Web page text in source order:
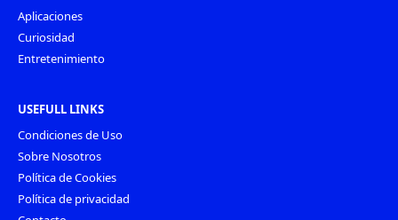
Aplicaciones
Curiosidad
Entretenimiento
USEFULL LINKS
Condiciones de Uso
Sobre Nosotros
Política de Cookies
Política de privacidad